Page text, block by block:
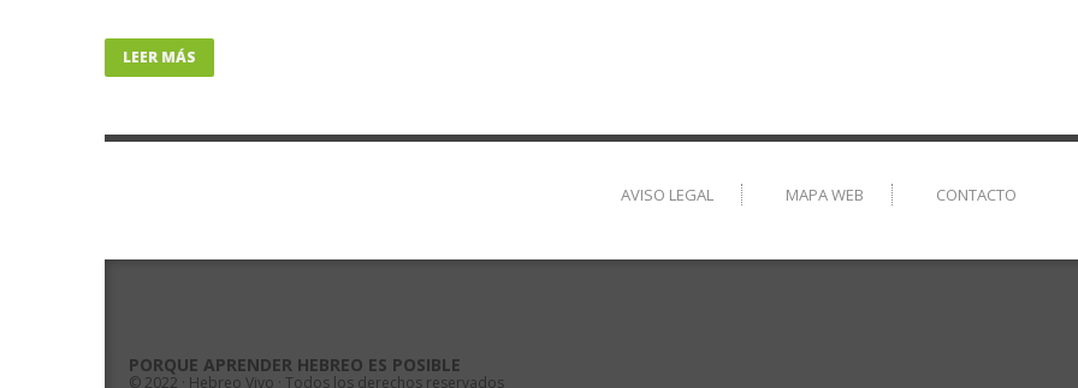
LEER MÁS
AVISO LEGAL MAPA WEB CONTACTO
PORQUE APRENDER HEBREO ES POSIBLE
© 2022 · Hebreo Vivo · Todos los derechos reservados